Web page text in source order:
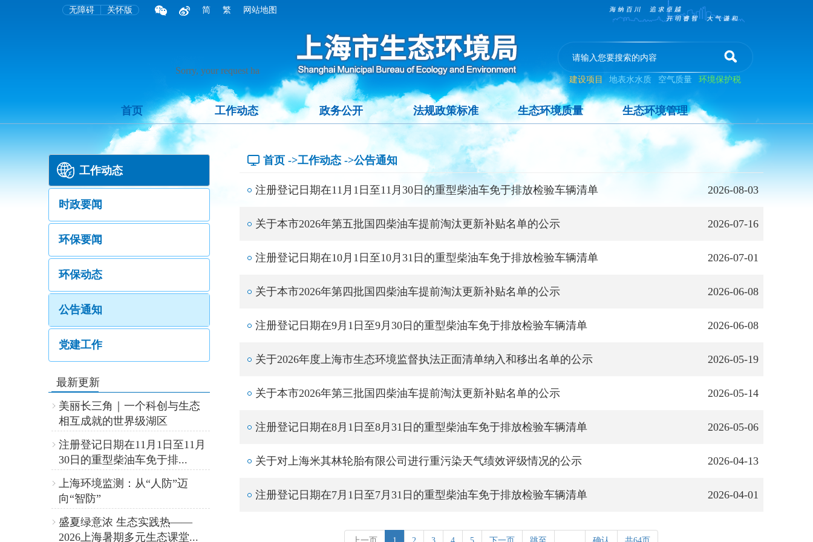
无障碍 关怀版 简 繁 网站地图
建设项目 地表水水质 空气质量 环境保护税
首页 工作动态 政务公开 法规政策标准 生态环境质量 生态环境管理
工作动态
时政要闻
环保要闻
环保动态
公告通知
党建工作
最新更新
美丽长三角｜一个科创与生态
相互成就的世界级湖区
注册登记日期在11月1日至11月
30日的重型柴油车免于排...
上海环境监测：从“人防”迈
向“智防”
盛夏绿意浓 生态实践热——
2026上海暑期多元生态课堂...
首页 ->工作动态 ->公告通知
注册登记日期在11月1日至11月30日的重型柴油车免于排放检验车辆清单 2026-08-03
关于本市2026年第五批国四柴油车提前淘汰更新补贴名单的公示 2026-07-16
注册登记日期在10月1日至10月31日的重型柴油车免于排放检验车辆清单 2026-07-01
关于本市2026年第四批国四柴油车提前淘汰更新补贴名单的公示 2026-06-08
注册登记日期在9月1日至9月30日的重型柴油车免于排放检验车辆清单 2026-06-08
关于2026年度上海市生态环境监督执法正面清单纳入和移出名单的公示 2026-05-19
关于本市2026年第三批国四柴油车提前淘汰更新补贴名单的公示 2026-05-14
注册登记日期在8月1日至8月31日的重型柴油车免于排放检验车辆清单 2026-05-06
关于对上海米其林轮胎有限公司进行重污染天气绩效评级情况的公示 2026-04-13
注册登记日期在7月1日至7月31日的重型柴油车免于排放检验车辆清单 2026-04-01